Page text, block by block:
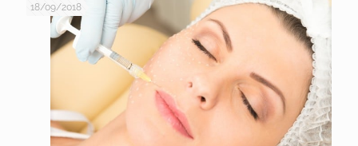
18/09/2018